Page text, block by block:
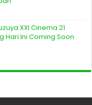
XXI Cinema 21
Hari Ini Coming Soon